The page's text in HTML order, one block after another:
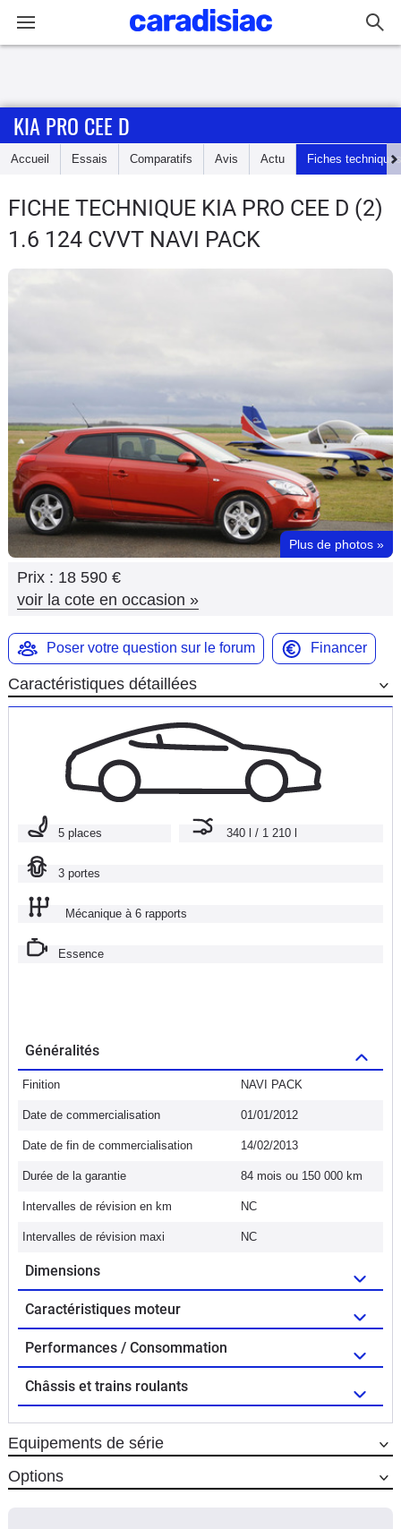
Accueil
Essais
Guide
Flottes
Auto
Services
Forum
Moto
Marques
KIA PRO CEE D
Accueil Essais Comparatifs Avis Actu Fiches techniques
FICHE TECHNIQUE KIA PRO CEE D (2)
1.6 124 CVVT NAVI PACK
Plus de photos »
Prix : 18 590 €
voir la cote en occasion »
Poser votre question sur le forum Financer
Caractéristiques détaillées
5 places 340 l / 1 210 l
3 portes
Mécanique à 6 rapports
Essence
Généralités
Finition NAVI PACK
Date de commercialisation 01/01/2012
Date de fin de commercialisation 14/02/2013
Durée de la garantie 84 mois ou 150 000 km
Intervalles de révision en km NC
Intervalles de révision maxi NC
Dimensions
Caractéristiques moteur
Performances / Consommation
Châssis et trains roulants
Equipements de série
Options